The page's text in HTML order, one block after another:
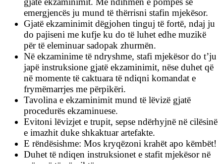
emergjencës ju mund të thërrisni stafin mjekësor.
Gjatë ekzaminimit dëgjohen tinguj të fortë, ndaj ju
do pajiseni me kufje ku do të luhet edhe muzikë
për të eleminuar sadopak zhurmën.
Në ekzaminime të ndryshme, stafi mjekësor do t’ju
japë instruksione gjatë ekzaminimit, nëse duhet që
në momente të caktuara të ndiqni komandat e
frymëmarrjes me përpikëri.
Tavolina e ekzaminimit mund të lëvizë gjatë
procedurës ekzaminuese.
Evitoni lëvizjet e trupit, sepse ndërhyjnë në cilësinë
e imazhit duke shkaktuar artefakte.
E rëndësishme: Mos kryqëzoni krahët apo këmbët!
Duhet të ndiqen instruksionet e stafit mjekësor në